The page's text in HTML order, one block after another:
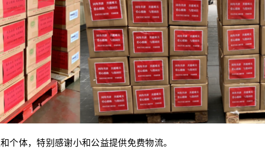
个体，特别感谢小和公益提供免费物流。